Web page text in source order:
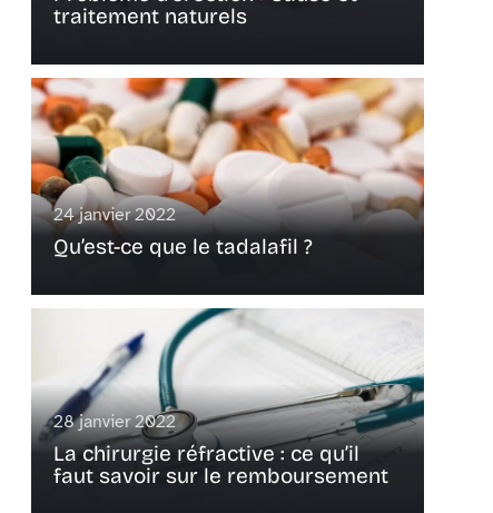
traitement naturels
24 janvier 2022
Qu’est-ce que le tadalafil ?
28 janvier 2022
La chirurgie réfractive : ce qu’il
faut savoir sur le remboursement